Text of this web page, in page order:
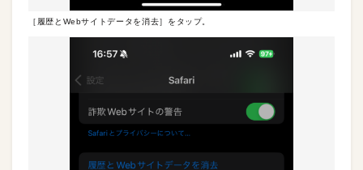
［履歴とWebサイトデータを消去］をタップ。